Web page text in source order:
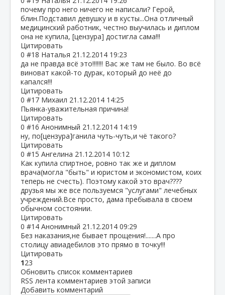
почему про него ничего не написали? Герой,
блин.Подставил девушку и в кусты...Она отличный
медицинский работник, честно выучилась и диплом
она не купила, [цензура] достигла сама!!!
Цитировать
0 #18 Наталья 21.12.2014 19:23
да не правда всё это!!!!!!! Вас же там не было. Во всё
виноват какой-то дурак, который до неё до
капался!!!
Цитировать
0 #17 Михаил 21.12.2014 14:25
Пьянка-уважительная причина!
Цитировать
0 #16 Анонимный 21.12.2014 14:19
ну, по[цензура]ганила чуть-чуть,и чё такого?
Цитировать
0 #15 Ангелина 21.12.2014 10:12
Как купила спиртное, ровно так же и диплом
врача(могла "быть" и юристом и экономистом, коих
теперь не счесть). Поэтому какой это врач????
друзья мы же все пользуемся "услугами" лечебных
учреждений.Все просто, дама пребывала в своем
обычном состоянии.
Цитировать
0 #14 Анонимный 21.12.2014 09:29
Без наказания,не бывает прощения!.......А про
столицу авиадебилов это прямо в точку!!!
Цитировать
123
Обновить список комментариев
RSS лента комментариев этой записи
Добавить комментарий